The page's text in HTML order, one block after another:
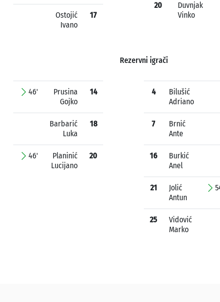
Ostojić
Ivano
17
20
Duvnjak
Vinko
Rezervni igrači
46'
Prusina
Gojko
14
Barbarić
Luka
18
46'
Planinić
Lucijano
20
4
Bilušić
Adriano
7
Brnić
Ante
16
Burkić
Anel
21
Jolić
Antun
25
Vidović
Marko